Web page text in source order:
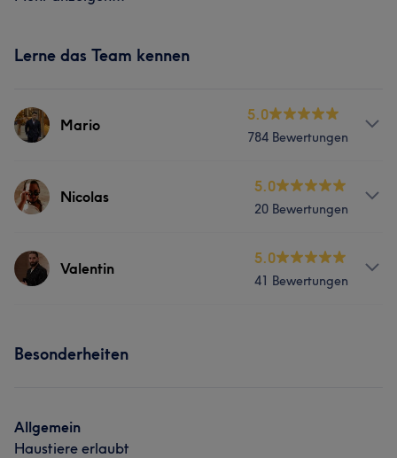
Lerne das Team kennen
Mario
5.0
784 Bewertungen
Services
Portfolio
Nicolas
5.0
20 Bewertungen
Services
Was unsere Kunden über Nicolas sagen
Valentin
5.0
41 Bewertungen
Was unsere Kunden über Valentin sagen
Besonderheiten
Allgemein
Haustiere erlaubt